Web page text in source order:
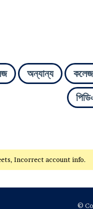
অন্যান্য কলেজ
Incorrect account info.
©